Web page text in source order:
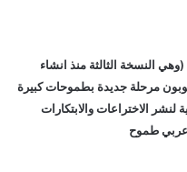
النسخة الثالثة منذ انشاء
مشروع موهوبون مرحلة جديدة بطموحات كبيرة
الاختراعات والابتكارات
عربي طموح